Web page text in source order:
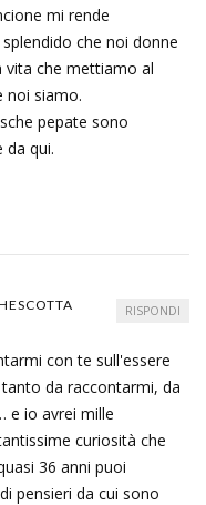
mi rende
che noi donne
vita che mettiamo al
noi siamo.
pepate sono
da qui.
con te sull'essere
da raccontarmi, da
e io avrei mille
curiosità che
36 anni puoi
pensieri da cui sono
RISPONDI